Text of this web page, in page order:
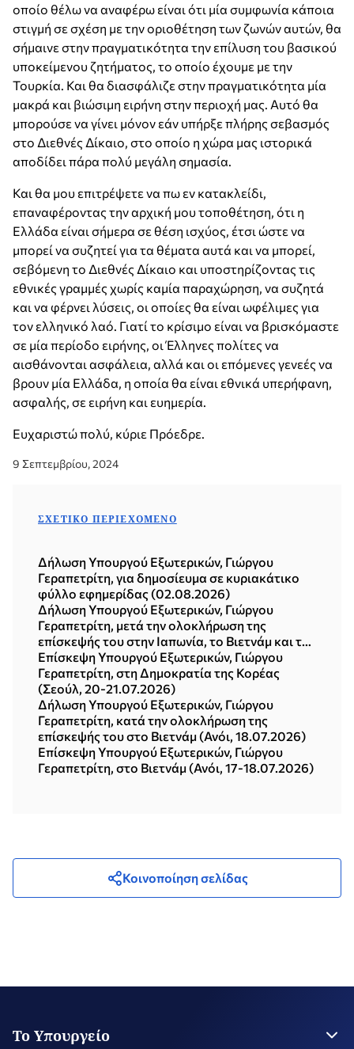
οποίο θέλω να αναφέρω είναι ότι μία συμφωνία κάποια
στιγμή σε σχέση με την οριοθέτηση των ζωνών αυτών, θα
σήμαινε στην πραγματικότητα την επίλυση του βασικού
υποκείμενου ζητήματος, το οποίο έχουμε με την
Τουρκία. Και θα διασφάλιζε στην πραγματικότητα μία
μακρά και βιώσιμη ειρήνη στην περιοχή μας. Αυτό θα
μπορούσε να γίνει μόνον εάν υπήρξε πλήρης σεβασμός
στο Διεθνές Δίκαιο, στο οποίο η χώρα μας ιστορικά
αποδίδει πάρα πολύ μεγάλη σημασία.
Και θα μου επιτρέψετε να πω εν κατακλείδι,
επαναφέροντας την αρχική μου τοποθέτηση, ότι η
Ελλάδα είναι σήμερα σε θέση ισχύος, έτσι ώστε να
μπορεί να συζητεί για τα θέματα αυτά και να μπορεί,
σεβόμενη το Διεθνές Δίκαιο και υποστηρίζοντας τις
εθνικές γραμμές χωρίς καμία παραχώρηση, να συζητά
και να φέρνει λύσεις, οι οποίες θα είναι ωφέλιμες για
τον ελληνικό λαό. Γιατί το κρίσιμο είναι να βρισκόμαστε
σε μία περίοδο ειρήνης, οι Έλληνες πολίτες να
αισθάνονται ασφάλεια, αλλά και οι επόμενες γενεές να
βρουν μία Ελλάδα, η οποία θα είναι εθνικά υπερήφανη,
ασφαλής, σε ειρήνη και ευημερία.
Ευχαριστώ πολύ, κύριε Πρόεδρε.
9 Σεπτεμβρίου, 2024
ΣΧΕΤΙΚΌ ΠΕΡΙΕΧΌΜΕΝΟ
Δήλωση Υπουργού Εξωτερικών, Γιώργου
Γεραπετρίτη, για δημοσίευμα σε κυριακάτικο
φύλλο εφημερίδας (02.08.2026)
Δήλωση Υπουργού Εξωτερικών, Γιώργου
Γεραπετρίτη, μετά την ολοκλήρωση της
επίσκεψής του στην Ιαπωνία, το Βιετνάμ και τη
Δημοκρατία της Κορέας (Σεούλ, 21.07.2026)
Επίσκεψη Υπουργού Εξωτερικών, Γιώργου
Γεραπετρίτη, στη Δημοκρατία της Κορέας
(Σεούλ, 20-21.07.2026)
Δήλωση Υπουργού Εξωτερικών, Γιώργου
Γεραπετρίτη, κατά την ολοκλήρωση της
επίσκεψής του στο Βιετνάμ (Ανόι, 18.07.2026)
Επίσκεψη Υπουργού Εξωτερικών, Γιώργου
Γεραπετρίτη, στο Βιετνάμ (Ανόι, 17-18.07.2026)
Κοινοποίηση σελίδας
Το Υπουργείο